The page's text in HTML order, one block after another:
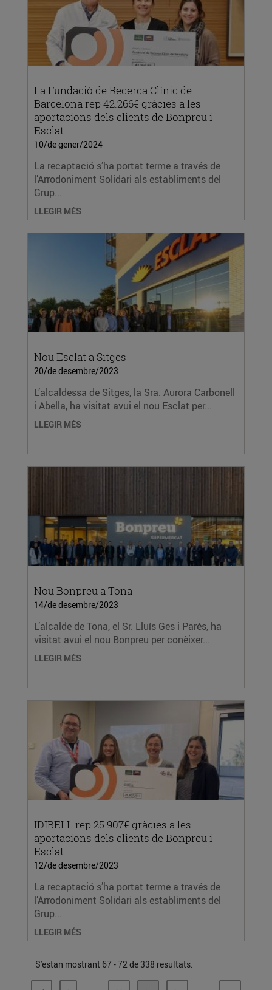
La Fundació de Recerca Clínic de
Barcelona rep 42.266€ gràcies a les
aportacions dels clients de Bonpreu i
Esclat
10/de gener/2024
La recaptació s’ha portat terme a través de
l’Arrodoniment Solidari als establiments del
Grup...
LLEGIR MÉS
Nou Esclat a Sitges
20/de desembre/2023
L’alcaldessa de Sitges, la Sra. Aurora Carbonell
i Abella, ha visitat avui el nou Esclat per...
LLEGIR MÉS
Nou Bonpreu a Tona
14/de desembre/2023
L’alcalde de Tona, el Sr. Lluís Ges i Parés, ha
visitat avui el nou Bonpreu per conèixer...
LLEGIR MÉS
IDIBELL rep 25.907€ gràcies a les
aportacions dels clients de Bonpreu i
Esclat
12/de desembre/2023
La recaptació s’ha portat terme a través de
l’Arrodoniment Solidari als establiments del
Grup...
LLEGIR MÉS
S'estan mostrant 67 - 72 de 338 resultats.